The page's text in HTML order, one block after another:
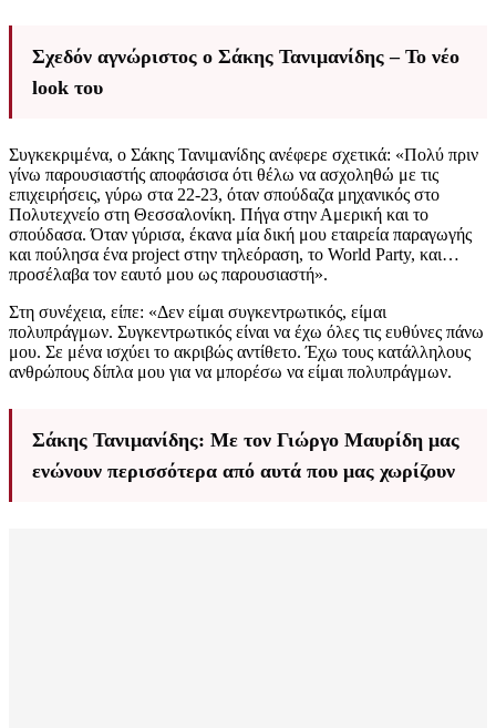
Σχεδόν αγνώριστος o Σάκης Τανιμανίδης – Το νέο
look του
Συγκεκριμένα, ο Σάκης Τανιμανίδης ανέφερε σχετικά: «Πολύ πριν
γίνω παρουσιαστής αποφάσισα ότι θέλω να ασχοληθώ με τις
επιχειρήσεις, γύρω στα 22-23, όταν σπούδαζα μηχανικός στο
Πολυτεχνείο στη Θεσσαλονίκη. Πήγα στην Αμερική και το
σπούδασα. Όταν γύρισα, έκανα μία δική μου εταιρεία παραγωγής
και πούλησα ένα project στην τηλεόραση, το World Party, και…
προσέλαβα τον εαυτό μου ως παρουσιαστή».
Στη συνέχεια, είπε: «Δεν είμαι συγκεντρωτικός, είμαι
πολυπράγμων. Συγκεντρωτικός είναι να έχω όλες τις ευθύνες πάνω
μου. Σε μένα ισχύει το ακριβώς αντίθετο. Έχω τους κατάλληλους
ανθρώπους δίπλα μου για να μπορέσω να είμαι πολυπράγμων.
Σάκης Τανιμανίδης: Με τον Γιώργο Μαυρίδη μας
ενώνουν περισσότερα από αυτά που μας χωρίζουν